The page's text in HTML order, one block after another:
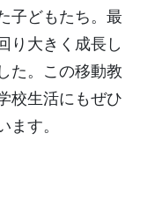
子どもたち。最
り大きく成長し
た。この移動教
校生活にもぜひ
ます。